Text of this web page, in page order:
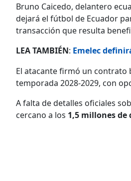
Bruno Caicedo, delantero
dejará el fútbol de Ecuador
transacción que resulta
LEA TAMBIÉN: Emelec
El atacante firmó un contrato
temporada 2028-2029, con
A falta de detalles oficiales
cercano a los 1,5 millones de